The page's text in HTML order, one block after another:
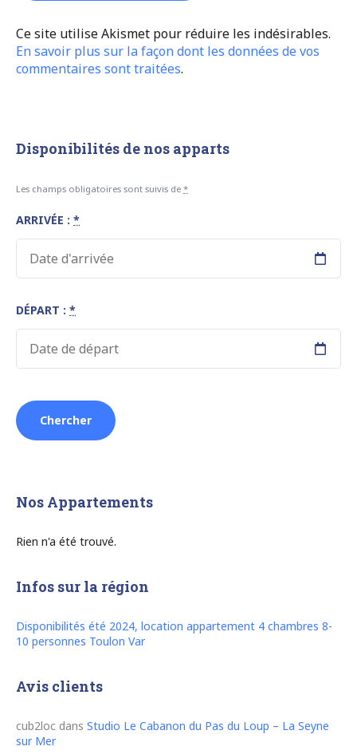
Ce site utilise Akismet pour réduire les indésirables.
En savoir plus sur la façon dont les données de vos
commentaires sont traitées.
Disponibilités de nos apparts
Les champs obligatoires sont suivis de *
ARRIVÉE : *
DÉPART : *
Nos Appartements
Rien n'a été trouvé.
Infos sur la région
Disponibilités été 2024, location appartement 4 chambres 8-
10 personnes Toulon Var
Avis clients
cub2loc dans Studio Le Cabanon du Pas du Loup – La Seyne
sur Mer